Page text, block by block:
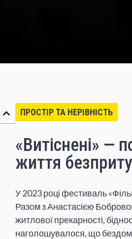
ПРОСТІР ТА НЕРІВНІСТЬ
«Витіснені» —
життя
У 2023 році фестиваль
Разом з Анастасією
житлової прекарності,
наголошувалося, що